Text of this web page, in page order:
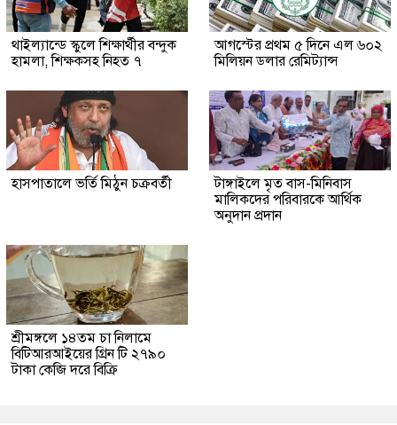
থাইল্যান্ডে স্কুলে শিক্ষার্থীর বন্দুক
হামলা, শিক্ষকসহ নিহত ৭
আগস্টের প্রথম ৫ দিনে এল ৬০২
মিলিয়ন ডলার রেমিট্যান্স
হাসপাতালে ভর্তি মিঠুন চক্রবর্তী
টাঙ্গাইলে মৃত বাস-মিনিবাস
মালিকদের পরিবারকে আর্থিক
অনুদান প্রদান
শ্রীমঙ্গলে ১৪তম চা নিলামে
বিটিআরআইয়ের গ্রিন টি ২৭৯০
টাকা কেজি দরে বিক্রি